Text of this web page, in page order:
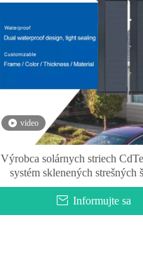
video
Výrobca solárnych striech
systém sklenených strešných
Informujte sa